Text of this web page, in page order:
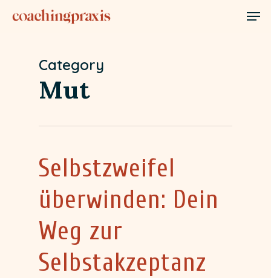
Category
Mut
Selbstzweifel
überwinden: Dein
Weg zur
Selbstakzeptanz